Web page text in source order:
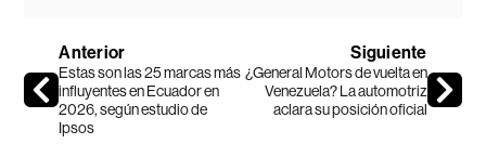
Anterior
Estas son las 25 marcas más
influyentes en Ecuador en
2026, según estudio de
Ipsos
Siguiente
¿General Motors de vuelta en
Venezuela? La automotriz
aclara su posición oficial